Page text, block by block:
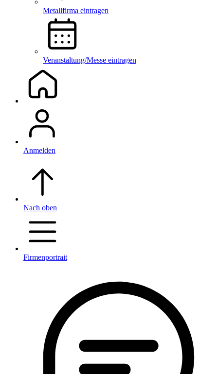
Metallfirma eintragen
Veranstaltung/Messe eintragen
Anmelden
Nach oben
Firmenportrait